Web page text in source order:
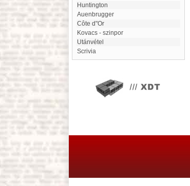
Huntington
Auenbrugger
Côte d"Or
Kovacs - szinpor
Utánvétel
Scrivia